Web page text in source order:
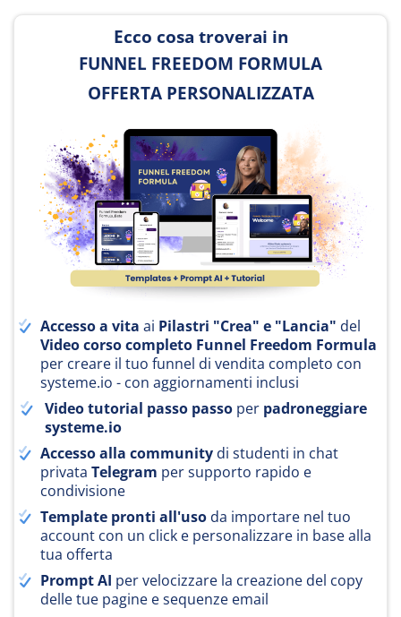
Ecco cosa troverai in
FUNNEL FREEDOM FORMULA
OFFERTA PERSONALIZZATA
Accesso a vita ai Pilastri "Crea" e "Lancia" del
Video corso completo Funnel Freedom Formula
per creare il tuo funnel di vendita completo con
systeme.io - con aggiornamenti inclusi
Video tutorial passo passoper padroneggiare
systeme.io
Accesso alla community di studenti in chat
privata Telegram per supporto rapido e
condivisione
Template pronti all'uso da importare nel tuo
account con un click e personalizzare in base alla
tua offerta
Prompt AI per velocizzare la creazione del copy
delle tue pagine e sequenze email